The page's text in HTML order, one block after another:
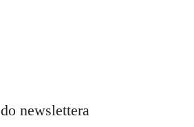
newslettera